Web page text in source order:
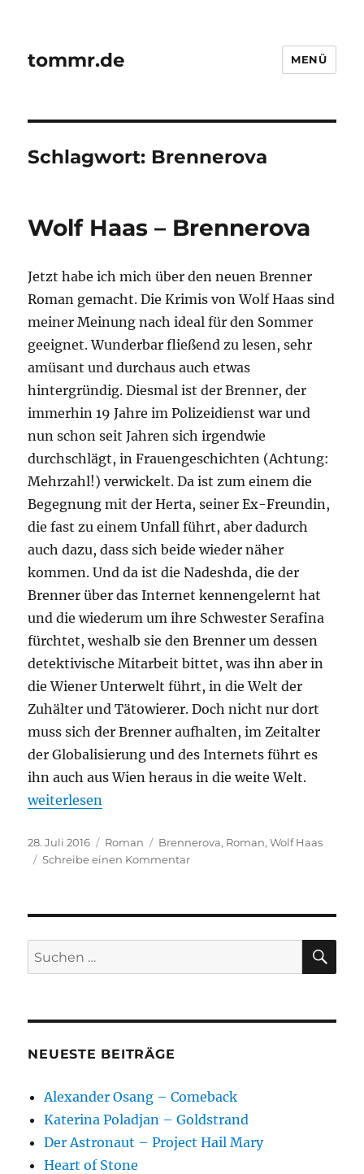
tommr.de MENÜ
Schlagwort: Brennerova
Wolf Haas – Brennerova
Jetzt habe ich mich über den neuen Brenner
Roman gemacht. Die Krimis von Wolf Haas sind
meiner Meinung nach ideal für den Sommer
geeignet. Wunderbar fließend zu lesen, sehr
amüsant und durchaus auch etwas
hintergründig. Diesmal ist der Brenner, der
immerhin 19 Jahre im Polizeidienst war und
nun schon seit Jahren sich irgendwie
durchschlägt, in Frauengeschichten (Achtung:
Mehrzahl!) verwickelt. Da ist zum einem die
Begegnung mit der Herta, seiner Ex-Freundin,
die fast zu einem Unfall führt, aber dadurch
auch dazu, dass sich beide wieder näher
kommen. Und da ist die Nadeshda, die der
Brenner über das Internet kennengelernt hat
und die wiederum um ihre Schwester Serafina
fürchtet, weshalb sie den Brenner um dessen
detektivische Mitarbeit bittet, was ihn aber in
die Wiener Unterwelt führt, in die Welt der
Zuhälter und Tätowierer. Doch nicht nur dort
muss sich der Brenner aufhalten, im Zeitalter
der Globalisierung und des Internets führt es
ihn auch aus Wien heraus in die weite Welt.
„Wolf Haas – Brennerova“
weiterlesen
Veröffentlicht
am
28. Juli 2016 Kategorien
Roman Schlagwörter
Brennerova, Roman,Wolf Haas
Schreibe einen Kommentarzu
Suchen
nach:
NEUESTE BEITRÄGE
Alexander Osang – Comeback
Katerina Poladjan – Goldstrand
Der Astronaut – Project Hail Mary
Heart of Stone